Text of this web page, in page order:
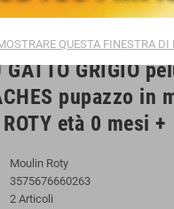
GATTO GRIGIO
pupazzo in
età 0 mesi +
Moulin Roty
3575676660263
2 Articoli
QUESTA FINESTRA DI